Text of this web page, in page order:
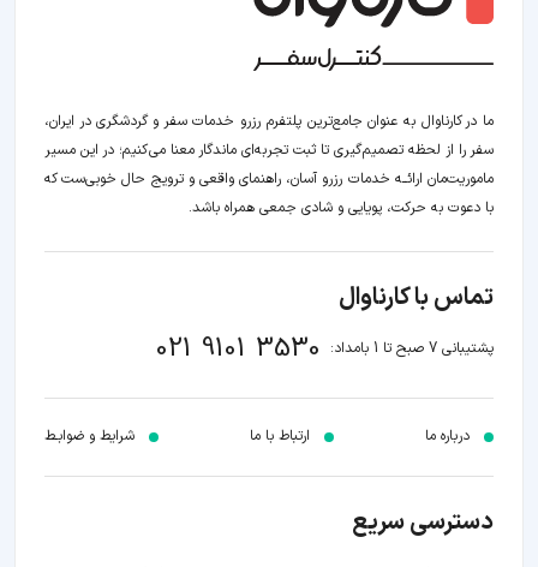
ما در کارناوال به عنوان جامع‌ترین پلتفرم رزرو خدمات سفر و گردشگری در ایران،
سفر را از لحظه‌ تصمیم‌گیری تا ثبت تجربه‌ای ماندگار معنا می‌کنیم؛ در این مسیر‍
ماموریت‌مان اراﺋــﻪ خدمات رزرو آسان، راهنمای واقعی و ترویج حال خوبی‌ست که
با دعوت به حرکت، پویایی و شادی جمعی همراه باشد.
تماس با کارناوال
پشتیبانی 7 صبح تا 1 بامداد: 021 9101 3530
درباره ما ارتباط با ما شرایط و ضوابـط
دسترسی سریع